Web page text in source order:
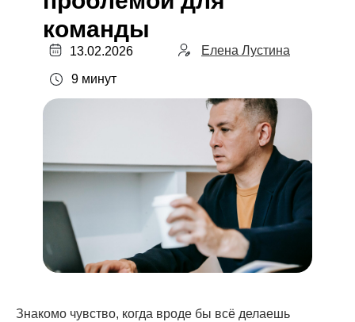
команды
9 минут
13.02.2026 Елена Лустина
Знакомо чувство, когда вроде бы всё делаешь